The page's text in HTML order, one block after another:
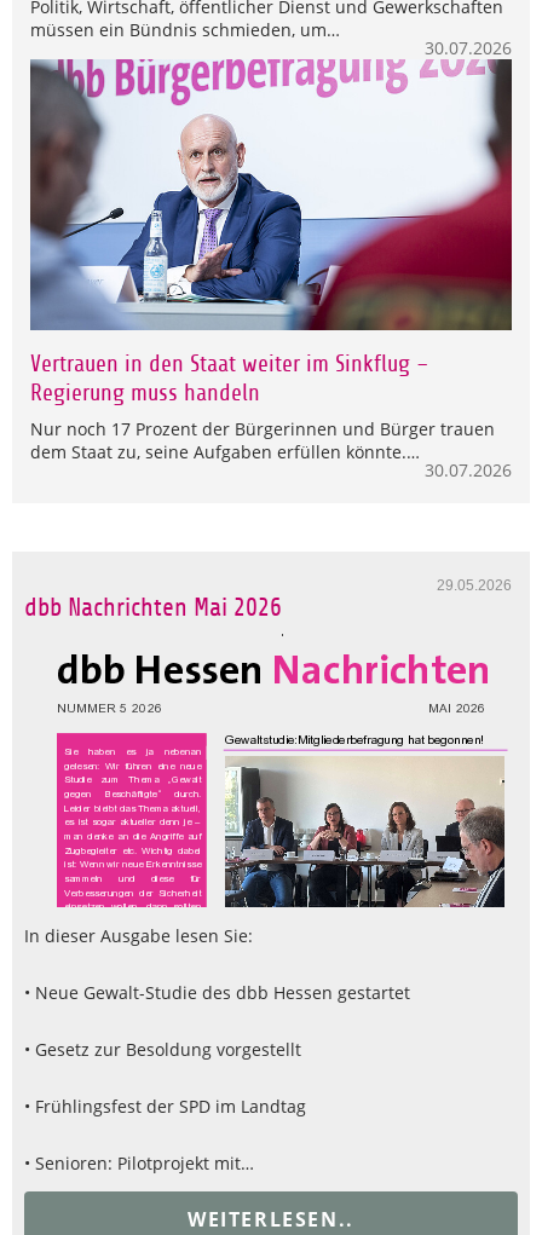
Politik, Wirtschaft, öffentlicher Dienst und Gewerkschaften
müssen ein Bündnis schmieden, um…
30.07.2026
Vertrauen in den Staat weiter im Sinkflug –
Regierung muss handeln
Nur noch 17 Prozent der Bürgerinnen und Bürger trauen
dem Staat zu, seine Aufgaben erfüllen könnte.…
30.07.2026
29.05.2026
dbb Nachrichten Mai 2026
In dieser Ausgabe lesen Sie:
• Neue Gewalt-Studie des dbb Hessen gestartet
• Gesetz zur Besoldung vorgestellt
• Frühlingsfest der SPD im Landtag
• Senioren: Pilotprojekt mit…
WEITERLESEN..